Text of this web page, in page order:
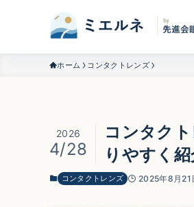
ホーム コンタクトレンズ
コンタク
りやすく
2026
4/28
コンタクトレンズ 2025年8月21